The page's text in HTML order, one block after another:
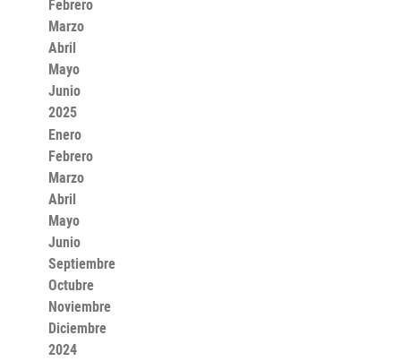
Febrero
Marzo
Abril
Mayo
Junio
2025
Enero
Febrero
Marzo
Abril
Mayo
Junio
Septiembre
Octubre
Noviembre
Diciembre
2024